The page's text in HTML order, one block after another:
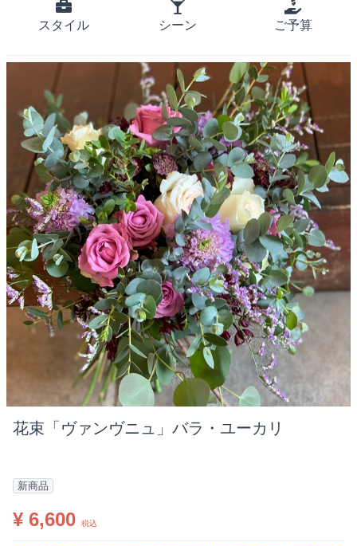
スタイル シーン ご予算
花束「ヴァンヴニュ」バラ・ユーカリ
新商品
¥ 6,600 税込